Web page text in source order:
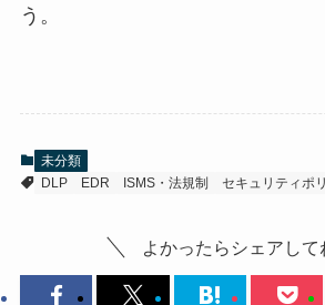
う。
未分類
DLP
EDR ISMS・法規制 セキュリティポ
よかったらシェアして